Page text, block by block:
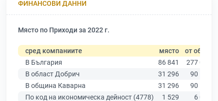
ФИНАНСОВИ ДАННИ
Място по Приходи за 2022 г.
сред компаниите място от общо
В България
86 841
277 019
В област Добрич
31 296
90 178
В община Каварна
31 296
90 178
По код на икономическа дейност (4778)
1 529 6 089